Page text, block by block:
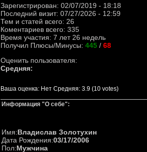
Зарегистрирован: 02/07/2019 - 18:18
Последний визит: 07/27/2026 - 12:59
Тем и статей всего: 26
Коментариев всего: 335
Время участия: 7 лет 26 недель
Получил Плюсы/Минусы: 445 / 68
Оценить пользователя:
Средняя:
Ваша оценка: Нет Средняя: 3.9 (10 votes)
Информация "О себе":
Имя:Владислав Золотухин
Дата Рождения:03/17/2006
Пол:Мужчина